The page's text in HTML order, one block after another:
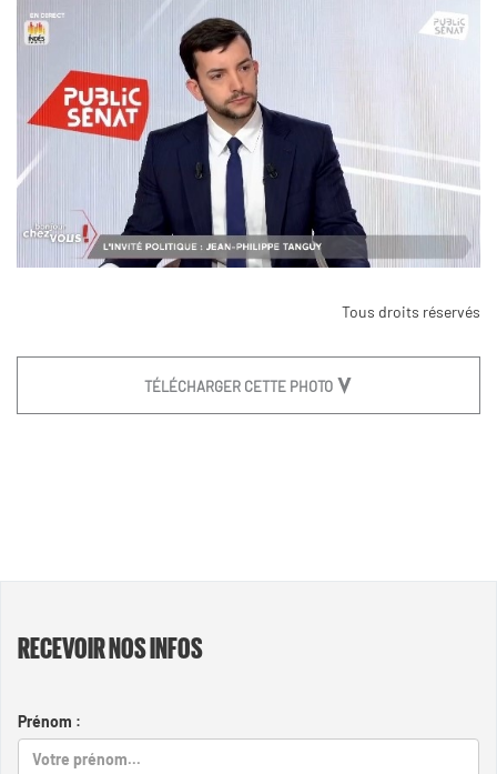
Tous droits réservés
TÉLÉCHARGER CETTE PHOTO
RECEVOIR NOS INFOS
Prénom :